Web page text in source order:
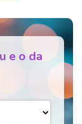
e o da